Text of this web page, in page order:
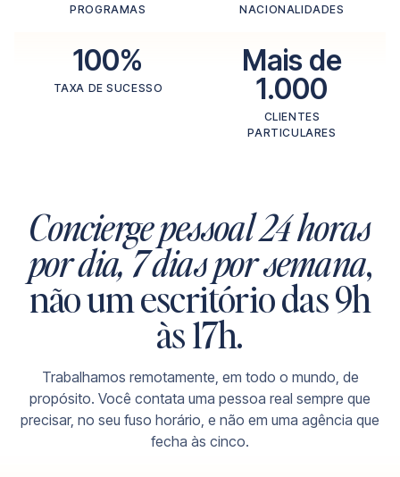
PROGRAMAS NACIONALIDADES
100%
TAXA DE SUCESSO
Mais de
1.000
CLIENTES
PARTICULARES
Concierge pessoal 24 horas
por dia, 7 dias por semana,
não um escritório das 9h
às 17h.
Trabalhamos remotamente, em todo o mundo, de
propósito. Você contata uma pessoa real sempre que
precisar, no seu fuso horário, e não em uma agência que
fecha às cinco.